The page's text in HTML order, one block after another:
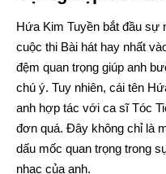
Hứa Kim Tuyền bắt đầu sự
cuộc thi Bài hát hay nhất
đệm quan trọng giúp anh
chú ý. Tuy nhiên, cái tên
anh hợp tác với ca sĩ Tóc
đơn quá. Đây không chỉ là
dấu mốc quan trọng trong
nhạc của anh.